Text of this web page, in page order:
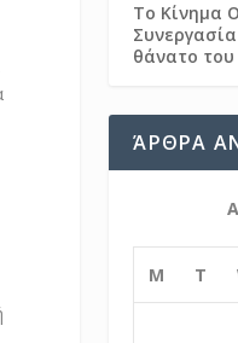
Το Κίνημα
θάνατο
ΆΡΘΡΑ
M T